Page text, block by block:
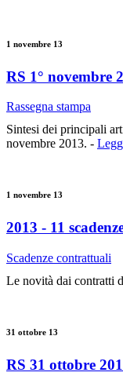
1 novembre 13
RS 1° novembre
Rassegna stampa
Sintesi dei principali
novembre 2013. -
1 novembre 13
2013 - 11
Scadenze contrattuali
Le novità dai contratti
31 ottobre 13
RS 31 ottobre